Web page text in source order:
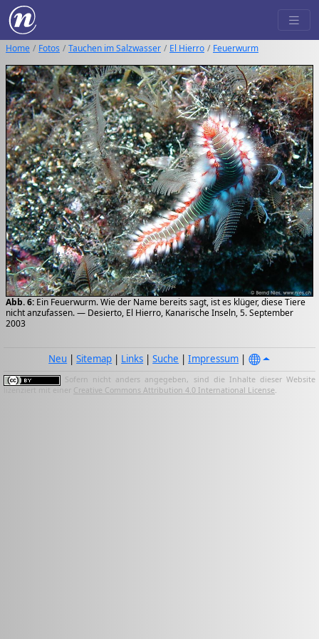
Home Fotos Tauchen im Salzwasser El Hierro Feuerwurm
Abb. 6: Ein Feuerwurm. Wie der Name bereits sagt, ist es klüger, diese Tiere
nicht anzufassen. — Desierto, El Hierro, Kanarische Inseln, 5. September
2003
Neu |Sitemap | Links |Suche |Impressum |
Sofern nicht anders angegeben, sind die Inhalte dieser Website
lizenziert mit einer Creative Commons Attribution 4.0 International License